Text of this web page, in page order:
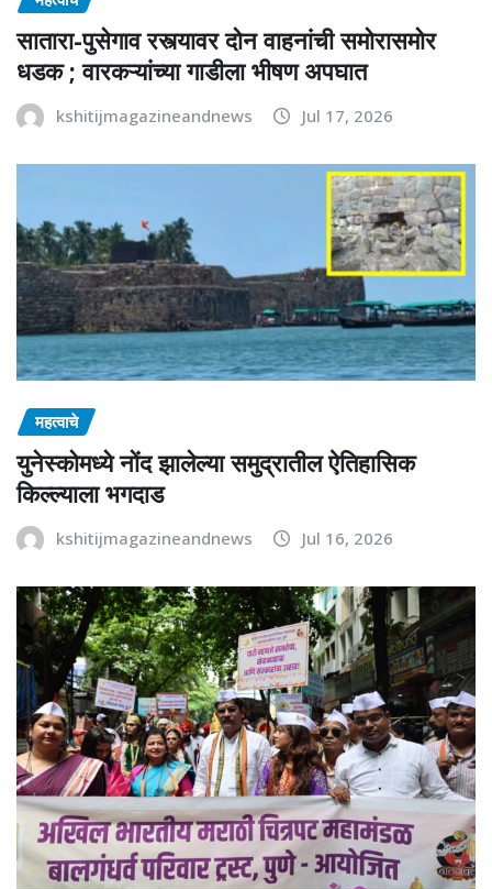
सातारा-पुसेगाव रस्त्यावर दोन वाहनांची समोरासमोर
धडक ; वारकऱ्यांच्या गाडीला भीषण अपघात
kshitijmagazineandnews Jul 17, 2026
महत्वाचे
युनेस्कोमध्ये नोंद झालेल्या समुद्रातील ऐतिहासिक
किल्ल्याला भगदाड
kshitijmagazineandnews Jul 16, 2026